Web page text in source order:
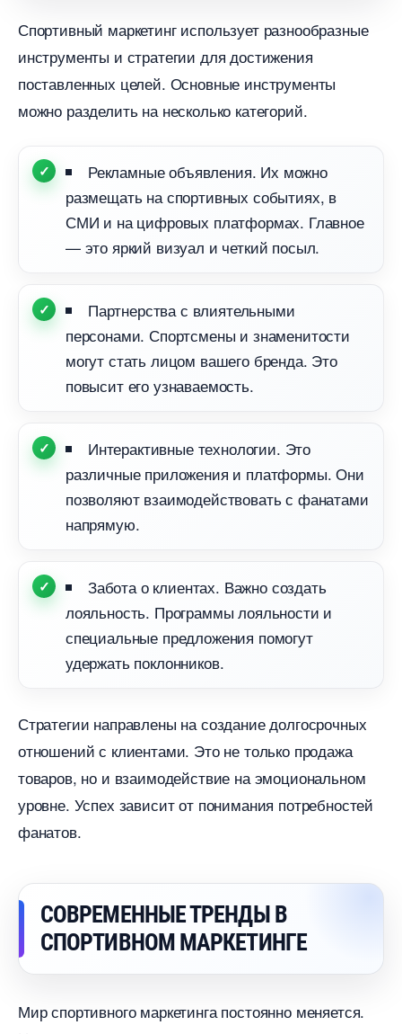
Спортивный маркетинг использует разнообразные
инструменты и стратегии для достижения
поставленных целей. Основные инструменты
можно разделить на несколько категорий.
Рекламные объявления. Их можно
размещать на спортивных событиях,
СМИ и на цифровых платформах. Главное
— это яркий визуал и четкий посыл.
Партнерства с влиятельными
персонами. Спортсмены и знаменитости
могут стать лицом вашего бренда. Это
повысит его узнаваемость.
Интерактивные технологии. Это
различные приложения и платформы. Они
позволяют взаимодействовать с фанатами
напрямую.
Забота о клиентах. Важно создать
лояльность. Программы лояльности и
специальные предложения помогут
удержать поклонников.
Стратегии направлены на создание долгосрочных
отношений с клиентами. Это не только продажа
товаров, но и взаимодействие на эмоциональном
уровне. Успех зависит от понимания потребностей
фанатов.
СОВРЕМЕННЫЕ ТРЕНДЫ
СПОРТИВНОМ МАРКЕТИНГЕ
Мир спортивного маркетинга постоянно меняется.